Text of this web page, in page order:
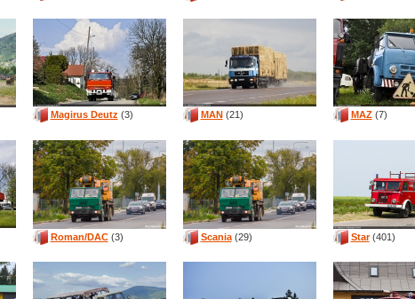
Magirus Deutz (3) MAN(21) MAZ(7)
Roman/DAC(3) Scania(29) Star(401)